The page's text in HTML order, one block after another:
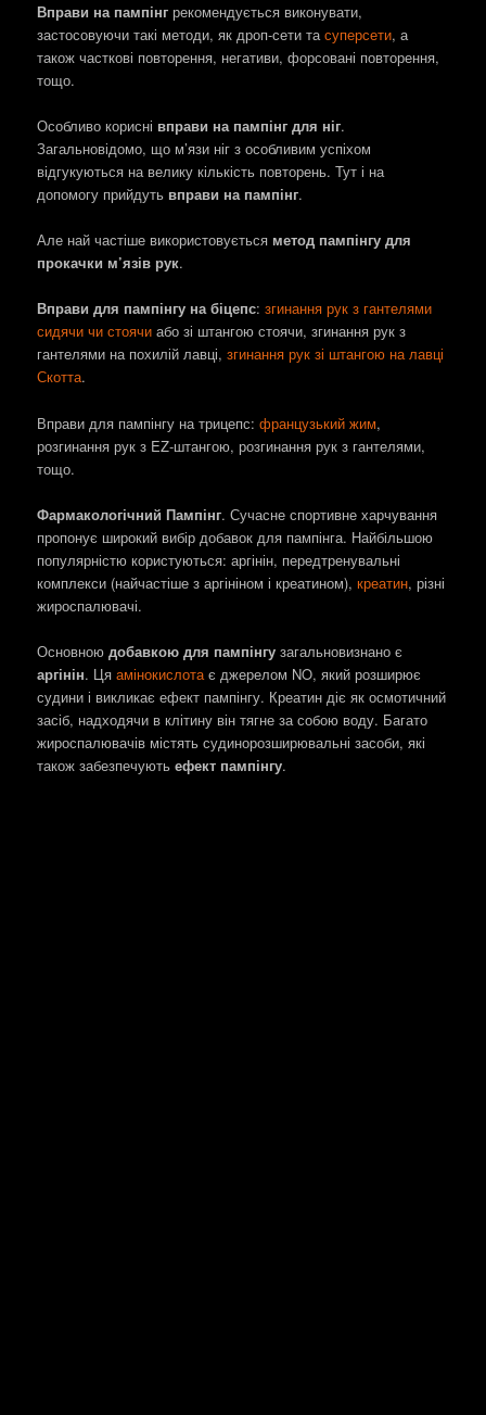
Вправи на пампінг рекомендується виконувати,
застосовуючи такі методи, як дроп-сети тасуперсети, а
також часткові повторення, негативи, форсовані повторення,
тощо.
Особливо корисні вправи на пампінг для ніг.
Загальновідомо, що м’язи ніг з особливим успіхом
відгукуються на велику кількість повторень. Тут і на
допомогу прийдуть вправи на пампінг.
Але най частіше використовується метод пампінгу для
прокачки м’язів рук.
Вправи для пампінгу на біцепс:згинання рук з гантелями
сидячи чи стоячи або зі штангою стоячи, згинання рук з
гантелями на похилій лавці,згинання рук зі штангою на лавці
Скотта.
Вправи для пампінгу на трицепс:французький жим,
розгинання рук з EZ-штангою, розгинання рук з гантелями,
тощо.
Фармакологічний Пампінг. Сучасне спортивне харчування
пропонує широкий вибір добавок для пампінга. Найбільшою
популярністю користуються: аргінін, передтренувальні
комплекси (найчастіше з аргініном і креатином),креатин, різні
жироспалювачі.
Основноюдобавкою для пампінгу загальновизнано є
аргінін. Цяамінокислота є джерелом NO, який розширює
судини і викликає ефект пампінгу. Креатин діє як осмотичний
засіб, надходячи в клітину він тягне за собою воду. Багато
жироспалювачів містять судинорозширювальні засоби, які
також забезпечуютьефект пампінгу.